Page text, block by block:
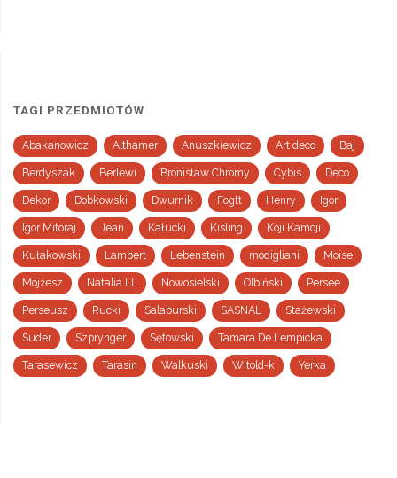
TAGI PRZEDMIOTÓW
Abakanowicz Althamer Anuszkiewicz Art deco Baj
Berdyszak Berlewi Bronisław Chromy Cybis Deco
Dekor Dobkowski Dwurnik Fogtt Henry Igor
Igor Mitoraj Jean Kałucki Kisling Koji Kamoji
Kułakowski Lambert Lebenstein modigliani Moise
Mojżesz Natalia LL Nowosielski Olbiński Persee
Perseusz Rucki Salaburski SASNAL Stażewski
Suder Szprynger Sętowski Tamara De Lempicka
Tarasewicz Tarasin Walkuski Witold-k Yerka